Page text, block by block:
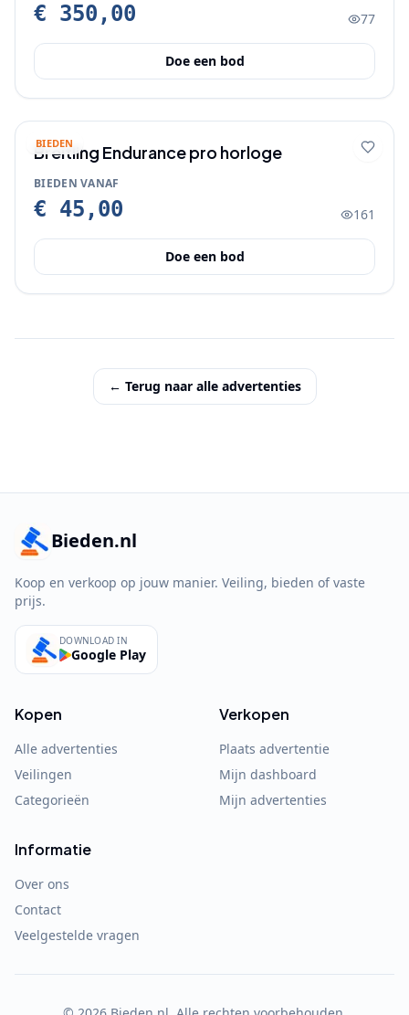
€ 350,00 77
Doe een bod
BIEDEN
Breitling Endurance pro horloge
BIEDEN VANAF
€ 45,00 161
Doe een bod
← Terug naar alle advertenties
Bieden.nl
Koop en verkoop op jouw manier. Veiling, bieden of vaste
prijs.
DOWNLOAD IN
Google Play
Kopen
Alle advertenties
Veilingen
Categorieën
Verkopen
Plaats advertentie
Mijn dashboard
Mijn advertenties
Informatie
Over ons
Contact
Veelgestelde vragen